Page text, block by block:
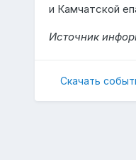
и Камчатской
Источник
Скачать